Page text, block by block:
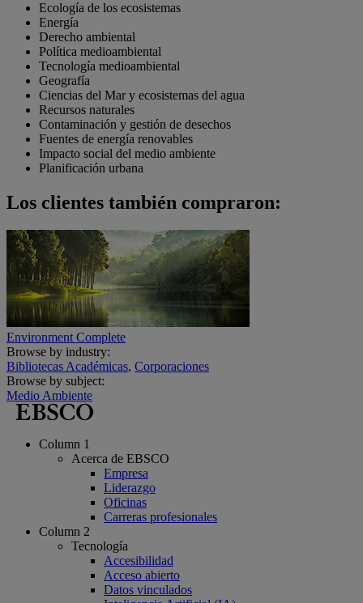
Ecología de los ecosistemas
Energía
Derecho ambiental
Política medioambiental
Tecnología medioambiental
Geografía
Ciencias del Mar y ecosistemas del agua
Recursos naturales
Contaminación y gestión de desechos
Fuentes de energía renovables
Impacto social del medio ambiente
Planificación urbana
Los clientes también compraron:
Environment Complete
Browse by industry:
Bibliotecas Académicas, Corporaciones
Browse by subject:
Medio Ambiente
Column 1
Acerca de EBSCO
Empresa
Liderazgo
Oficinas
Carreras profesionales
Column 2
Tecnología
Accesibilidad
Acceso abierto
Datos vinculados